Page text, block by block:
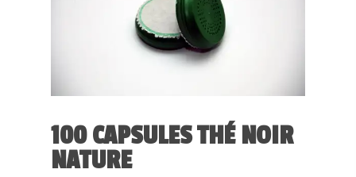
100 CAPSULES THÉ NOIR
NATURE